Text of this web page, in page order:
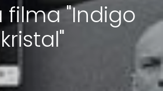
filma "Indigo
kristal"